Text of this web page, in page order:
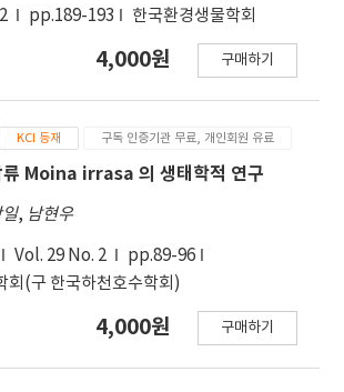
pp.189-193 한국환경생물학회
4,000원 구매하기
KCI 등재 구독 인증기관 무료, 개인회원 유료
류 Moina irrasa 의 생태학적 연구
일, 남현우
Vol. 29 No. 2
pp.89-96
회(구 한국하천호수학회)
4,000원 구매하기